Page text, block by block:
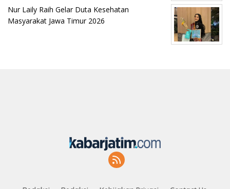
Nur Laily Raih Gelar Duta Kesehatan
Masyarakat Jawa Timur 2026